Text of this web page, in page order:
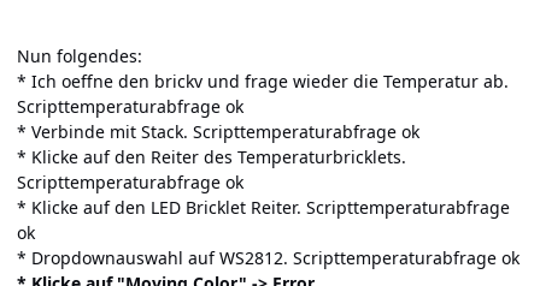
Nun folgendes:
* Ich oeffne den brickv und frage wieder die Temperatur ab.
Scripttemperaturabfrage ok
* Verbinde mit Stack. Scripttemperaturabfrage ok
* Klicke auf den Reiter des Temperaturbricklets.
Scripttemperaturabfrage ok
* Klicke auf den LED Bricklet Reiter. Scripttemperaturabfrage
ok
* Dropdownauswahl auf WS2812. Scripttemperaturabfrage ok